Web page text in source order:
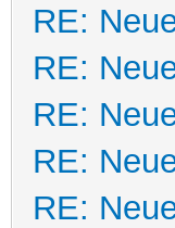
RE:
RE:
RE:
RE:
RE: